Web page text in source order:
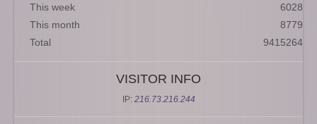
This week
6028
This month
8779
Total
9415264
VISITOR INFO
IP: 216.73.216.244